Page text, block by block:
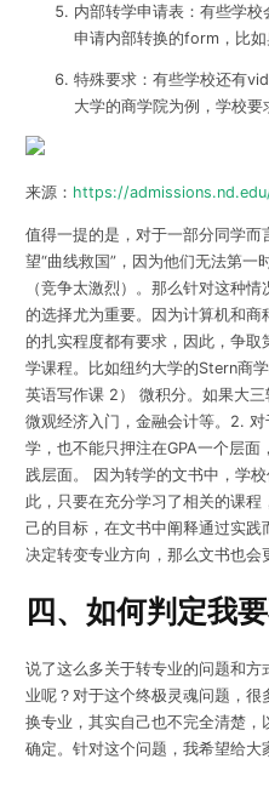
内部转学申请表：有些学
申请内部转换的form，比如
特殊要求：有些学校还有
大学的商学院为例，学校要
来源： https://
值得一提的是，对于一部分同学
望“曲线救国”，因为他们无法第一
（竞争太激烈）。那么针对这种
的选择尤为重要。因为计算机和商
的扎实程度都有要求，因此，争
学课程。比如纽约大学的Stern商
英语写作课 2） 微积分。如果大
微观经济入门，金融会计等。2.
学，也不能只押注在GPA一个层面
践层面。 因为转学的文书中，学
此，只要在充分学习了相关的课
己的目标，在文书中阐释通过实
决定转变专业方向，那么文书也会
四、如何判定我
说了这么多关于转专业的问题和
业呢？对于这个终极灵魂问题，
换专业，其实自己也不完全清楚
确定。针对这个问题，我希望给大